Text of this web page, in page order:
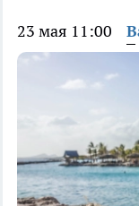
23 мая 11:00